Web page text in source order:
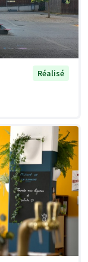
Réalisé